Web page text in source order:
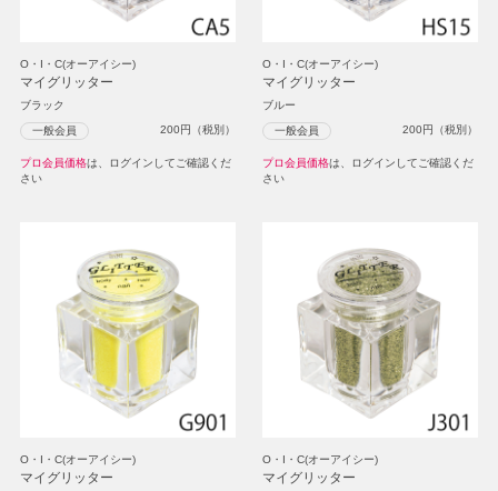
O・I・C(オーアイシー)
マイグリッター
ブラック
一般会員 200円（税別）
プロ会員価格は、ログインしてご確認くだ
さい
O・I・C(オーアイシー)
マイグリッター
ブルー
一般会員 200円（税別）
プロ会員価格は、ログインしてご確認くだ
さい
O・I・C(オーアイシー)
マイグリッター
O・I・C(オーアイシー)
マイグリッター